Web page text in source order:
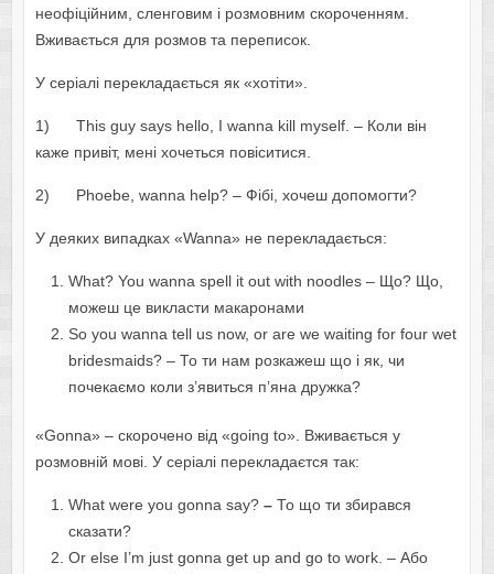
неофіційним, сленговим і розмовним скороченням.
Вживається для розмов та переписок.
У серіалі перекладається як «хотіти».
1) This guy says hello, I wanna kill myself. – Коли він
каже привіт, мені хочеться повіситися.
2) Phoebe, wanna help? – Фібі, хочеш допомогти?
У деяких випадках «Wanna» не перекладається:
What? You wanna spell it out with noodles – Що? Що,
можеш це викласти макаронами
So you wanna tell us now, or are we waiting for four wet
bridesmaids? – То ти нам розкажеш що і як, чи
почекаємо коли з’явиться п’яна дружка?
«Gonna» – скорочено від «going to». Вживається у
розмовній мові. У серіалі перекладаєтся так:
What were you gonna say?– То що ти збирався
сказати?
Оr else I’m just gonna get up and go to work. – Або